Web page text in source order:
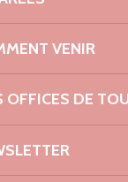
VENIR
OFFICES DE
par mail.
suivante :
tregor.com
86 04 60 30